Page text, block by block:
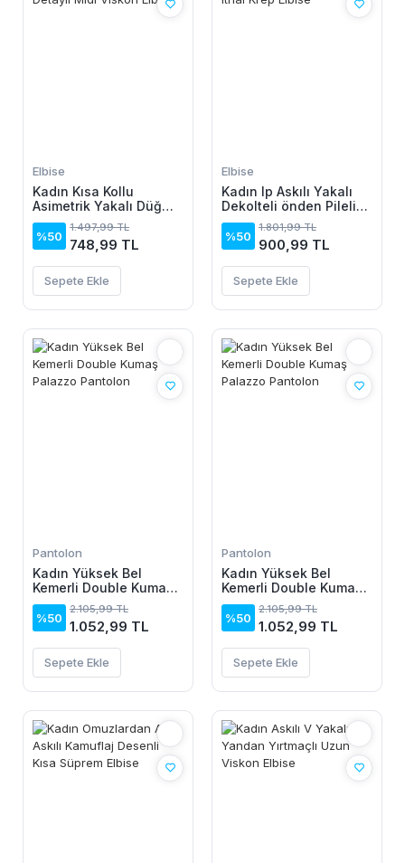
Elbise
Kadın Kısa Kollu
Asimetrik Yakalı Düğme
Detaylı Midi Viskon
Elbise
%50
1.497,99 TL
748,99 TL
Sepete Ekle
Elbise
Kadın Ip Askılı Yakalı
Dekolteli önden Pileli
Midi Ithal Krep Elbise
%50
1.801,99 TL
900,99 TL
Sepete Ekle
Pantolon
Kadın Yüksek Bel
Kemerli Double Kumaş
Palazzo Pantolon
%50
2.105,99 TL
1.052,99 TL
Sepete Ekle
Pantolon
Kadın Yüksek Bel
Kemerli Double Kumaş
Palazzo Pantolon
%50
2.105,99 TL
1.052,99 TL
Sepete Ekle